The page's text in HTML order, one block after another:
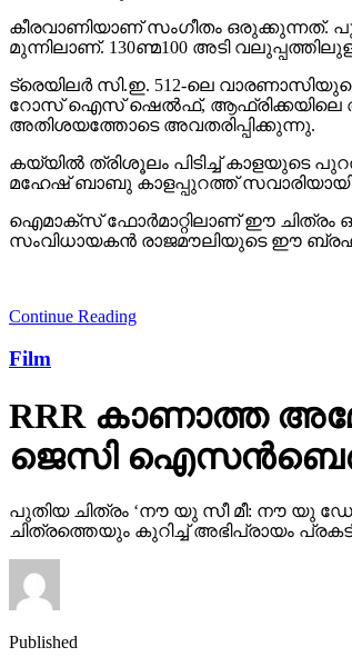
കീരവാണിയാണ് സംഗീതം ഒരുക്കുന്നത്.
മുന്നിലാണ്. 130ണ്മ100 അടി
ട്രെയിലര്‍ സി.ഇ. 512-ലെ
റോസ് ഐസ് ഷെല്‍ഫ്, ആഫ്രിക്കയിലെ
അതിശയത്തോടെ അവതരിപ്പിക്കുന്നു.
കയ്യില്‍ ത്രിശൂലം പിടിച്ച് കാളയുടെ
മഹേഷ് ബാബു കാളപ്പുറത്ത് സവാരിയായി
ഐമാക്‌സ് ഫോര്‍മാറ്റിലാണ് ഈ ചിത്രം
സംവിധായകന്‍ രാജമൗലിയുടെ ഈ
Continue Reading
Film
RRR കാണാത്ത
ജെസി
പുതിയ ചിത്രം ‘നൗ യു സീ മീ: നൗ യു
ചിത്രത്തെയും കുറിച്ച് അഭിപ്രായം
Published